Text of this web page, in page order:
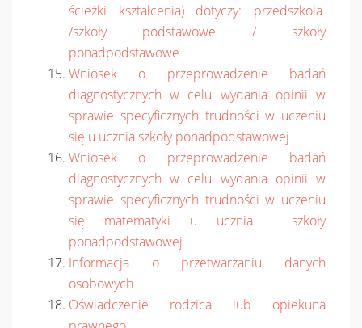
ścieżki kształcenia) dotyczy: przedszkola
/szkoły podstawowe / szkoły
ponadpodstawowe
Wniosek o przeprowadzenie badań
diagnostycznych w celu wydania opinii w
sprawie specyficznych trudności w uczeniu
się u ucznia szkoły ponadpodstawowej
Wniosek o przeprowadzenie badań
diagnostycznych w celu wydania opinii w
sprawie specyficznych trudności w uczeniu
się matematyki u ucznia szkoły
ponadpodstawowej
Informacja o przetwarzaniu danych
osobowych
Oświadczenie rodzica lub opiekuna